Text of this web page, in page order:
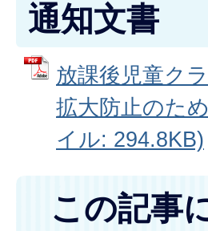
通知文書
放課後児童ク
拡大防止のた
イル: 294.8KB)
この記事